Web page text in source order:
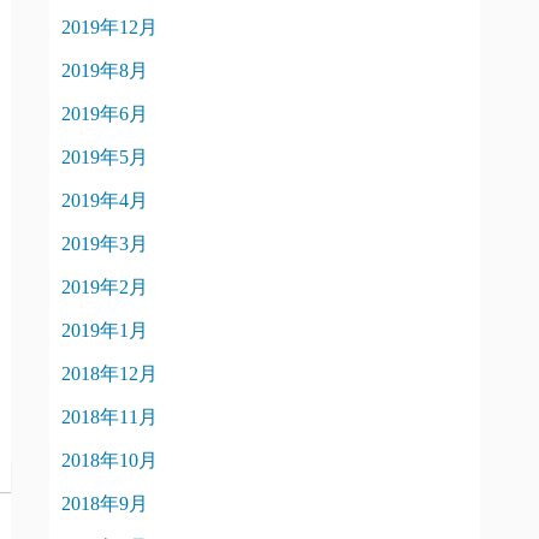
2019年12月
2019年8月
2019年6月
2019年5月
2019年4月
2019年3月
2019年2月
2019年1月
2018年12月
2018年11月
2018年10月
2018年9月